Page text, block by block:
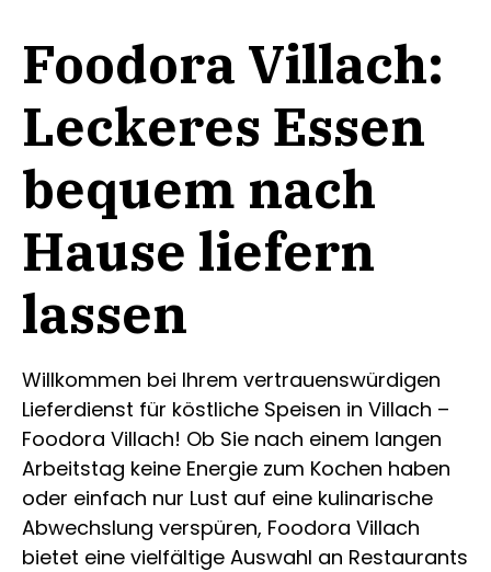
Foodora Villach:
Leckeres Essen
bequem nach
Hause liefern
lassen
Willkommen bei Ihrem vertrauenswürdigen
Lieferdienst für köstliche Speisen in Villach –
Foodora Villach! Ob Sie nach einem langen
Arbeitstag keine Energie zum Kochen haben
oder einfach nur Lust auf eine kulinarische
Abwechslung verspüren, Foodora Villach
bietet eine vielfältige Auswahl an Restaurants